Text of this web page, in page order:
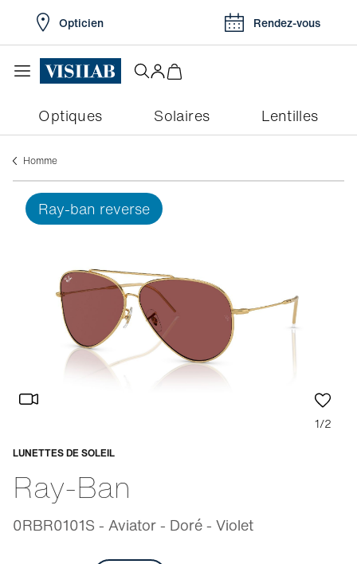
Opticien Rendez-vous
Optiques Solaires Lentilles
Homme
ray-ban reverse
1/2
LUNETTES DE SOLEIL
Ray-Ban
0RBR0101S - Aviator - Doré - Violet
Adaptable